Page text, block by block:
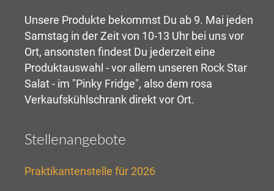
Unsere Produkte bekommst Du ab 9. Mai jeden
Samstag in der Zeit von 10-13 Uhr bei uns vor
Ort, ansonsten findest Du jederzeit eine
Produktauswahl - vor allem unseren Rock Star
Salat - im "Pinky Fridge", also dem rosa
Verkaufskühlschrank direkt vor Ort.
Stellenangebote
Praktikantenstelle für 2026